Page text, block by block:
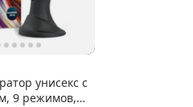
унисекс с
9 режимов,